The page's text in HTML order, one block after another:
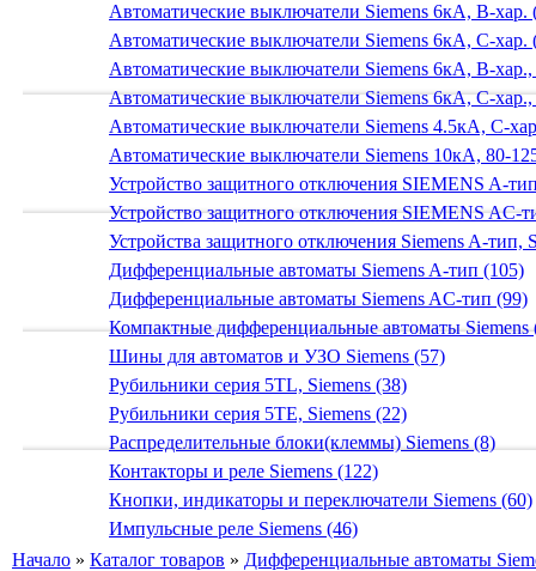
Автоматические выключатели Siemens 6кА, B-хар.
Автоматические выключатели Siemens 6кА, С-хар.
Автоматические выключатели Siemens 6кА, B-
Автоматические выключатели Siemens 6кА, C-
Автоматические выключатели Siemens 4.5кА, C-
Автоматические выключатели Siemens 10кА, 80-
Устройство защитного отключения SIEMENS A-
Устройство защитного отключения SIEMENS AС-
Устройства защитного отключения Siemens A-тип,
Дифференциальные автоматы Siemens A-тип (105)
Дифференциальные автоматы Siemens AС-тип (99)
Компактные дифференциальные автоматы Siemens
Шины для автоматов и УЗО Siemens (57)
Рубильники серия 5TL, Siemens (38)
Рубильники серия 5TE, Siemens (22)
Распределительные блоки(клеммы) Siemens (8)
Контакторы и реле Siemens (122)
Кнопки, индикаторы и переключатели Siemens (60)
Импульсные реле Siemens (46)
Начало » Каталог товаров » Дифференциальные автоматы